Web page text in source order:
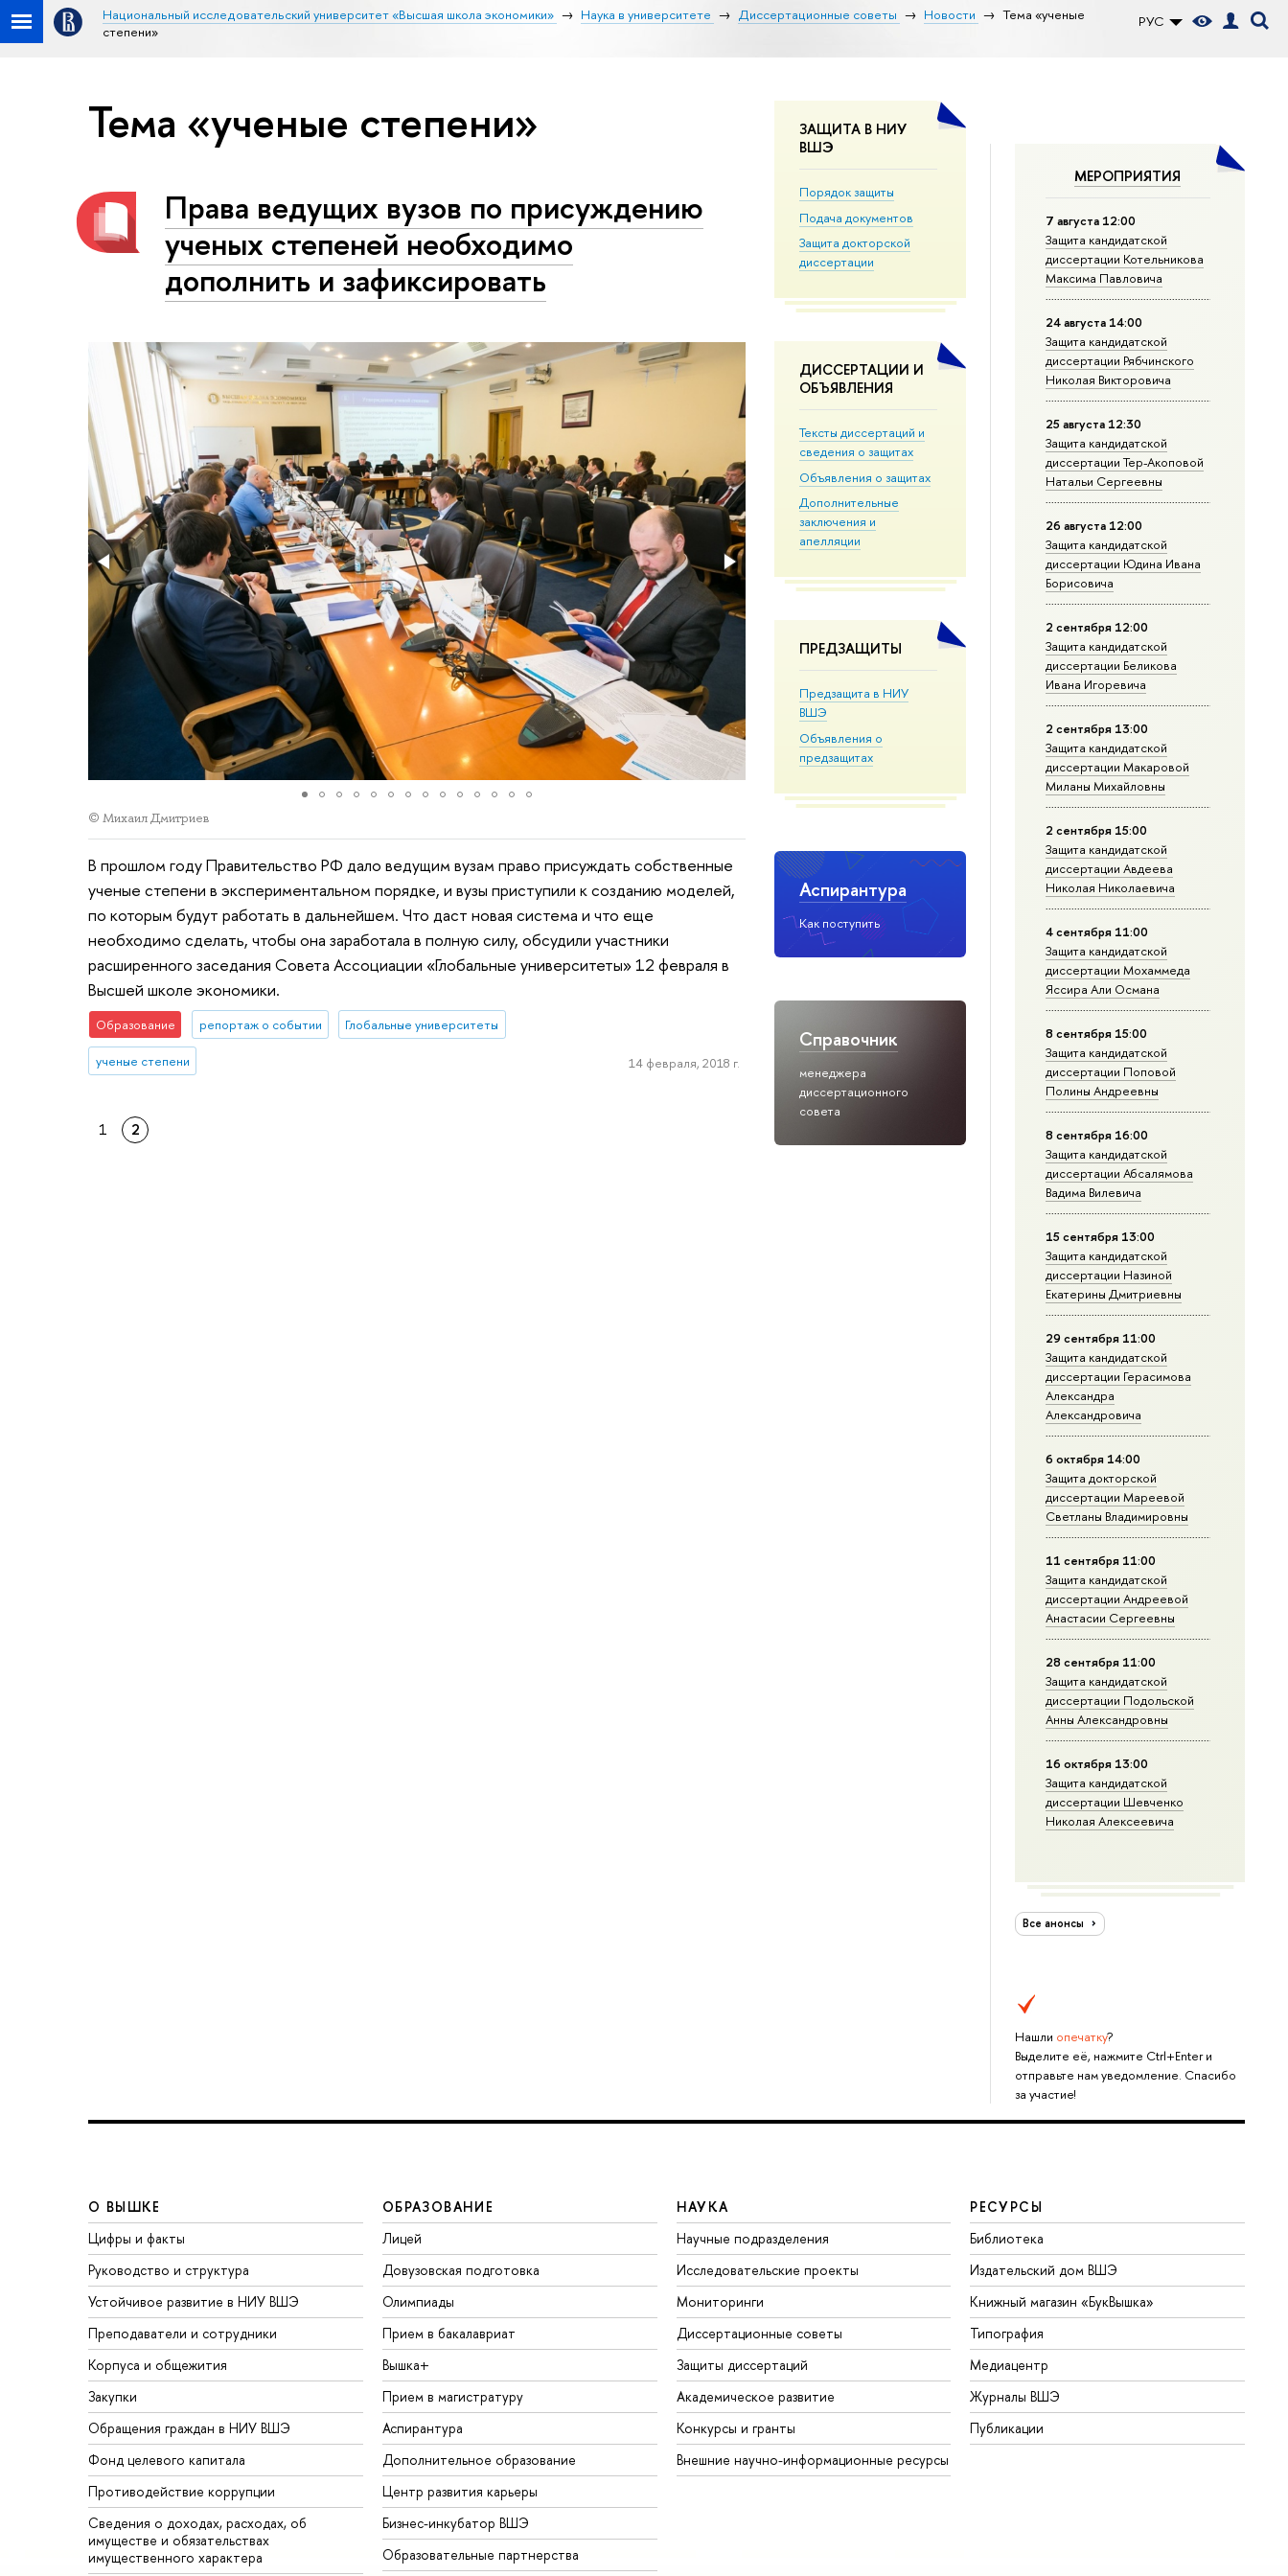
РУС
Национальный исследовательский университет «Высшая школа экономики» Наука в университете Диссертационные советы Новости
Тема «ученые
степени»
ЗАЩИТА В НИУ
ВШЭ
Порядок защиты
Подача документов
Защита докторской
диссертации
ДИССЕРТАЦИИ И
ОБЪЯВЛЕНИЯ
Тексты диссертаций и
сведения о защитах
Объявления о защитах
Дополнительные
заключения и
апелляции
ПРЕДЗАЩИТЫ
Предзащита в НИУ
ВШЭ
Объявления о
предзащитах
Аспирантура
Как поступить
Справочник
менеджера
диссертационного
совета
МЕРОПРИЯТИЯ
7 августа 12:00
Защита кандидатской
диссертации Котельникова
Максима Павловича
24 августа 14:00
Защита кандидатской
диссертации Рябчинского
Николая Викторовича
25 августа 12:30
Защита кандидатской
диссертации Тер-Акоповой
Натальи Сергеевны
26 августа 12:00
Защита кандидатской
диссертации Юдина Ивана
Борисовича
2 сентября 12:00
Защита кандидатской
диссертации Беликова
Ивана Игоревича
2 сентября 13:00
Защита кандидатской
диссертации Макаровой
Миланы Михайловны
2 сентября 15:00
Защита кандидатской
диссертации Авдеева
Николая Николаевича
4 сентября 11:00
Защита кандидатской
диссертации Мохаммеда
Яссира Али Османа
8 сентября 15:00
Защита кандидатской
диссертации Поповой
Полины Андреевны
8 сентября 16:00
Защита кандидатской
диссертации Абсалямова
Вадима Вилевича
15 сентября 13:00
Защита кандидатской
диссертации Назиной
Екатерины Дмитриевны
29 сентября 11:00
Защита кандидатской
диссертации Герасимова
Александра
Александровича
6 октября 14:00
Защита докторской
диссертации Мареевой
Светланы Владимировны
11 сентября 11:00
Защита кандидатской
диссертации Андреевой
Анастасии Сергеевны
28 сентября 11:00
Защита кандидатской
диссертации Подольской
Анны Александровны
16 октября 13:00
Защита кандидатской
диссертации Шевченко
Николая Алексеевича
Все анонсы
Нашли опечатку?
Выделите её, нажмите Ctrl+Enter и
отправьте нам уведомление. Спасибо
за участие!
Тема «ученые степени»
Права ведущих вузов по присуждению
ученых степеней необходимо
дополнить и зафиксировать
© Михаил Дмитриев
В прошлом году Правительство РФ дало ведущим вузам право присуждать собственные
ученые степени в экспериментальном порядке, и вузы приступили к созданию моделей,
по которым будут работать в дальнейшем. Что даст новая система и что еще
необходимо сделать, чтобы она заработала в полную силу, обсудили участники
расширенного заседания Совета Ассоциации «Глобальные университеты» 12 февраля в
Высшей школе экономики.
Образование репортаж о событии Глобальные университеты
ученые степени 14 февраля, 2018 г.
1 2
О ВЫШКЕ
Цифры и факты
Руководство и структура
Устойчивое развитие в НИУ ВШЭ
Преподаватели и сотрудники
Корпуса и общежития
Закупки
Обращения граждан в НИУ ВШЭ
Фонд целевого капитала
Противодействие коррупции
Сведения о доходах, расходах, об
имуществе и обязательствах
имущественного характера
ОБРАЗОВАНИЕ
Лицей
Довузовская подготовка
Олимпиады
Прием в бакалавриат
Вышка+
Прием в магистратуру
Аспирантура
Дополнительное образование
Центр развития карьеры
Бизнес-инкубатор ВШЭ
Образовательные партнерства
НАУКА
Научные подразделения
Исследовательские проекты
Мониторинги
Диссертационные советы
Защиты диссертаций
Академическое развитие
Конкурсы и гранты
Внешние научно-информационные ресурсы
РЕСУРСЫ
Библиотека
Издательский дом ВШЭ
Книжный магазин «БукВышка»
Типография
Медиацентр
Журналы ВШЭ
Публикации